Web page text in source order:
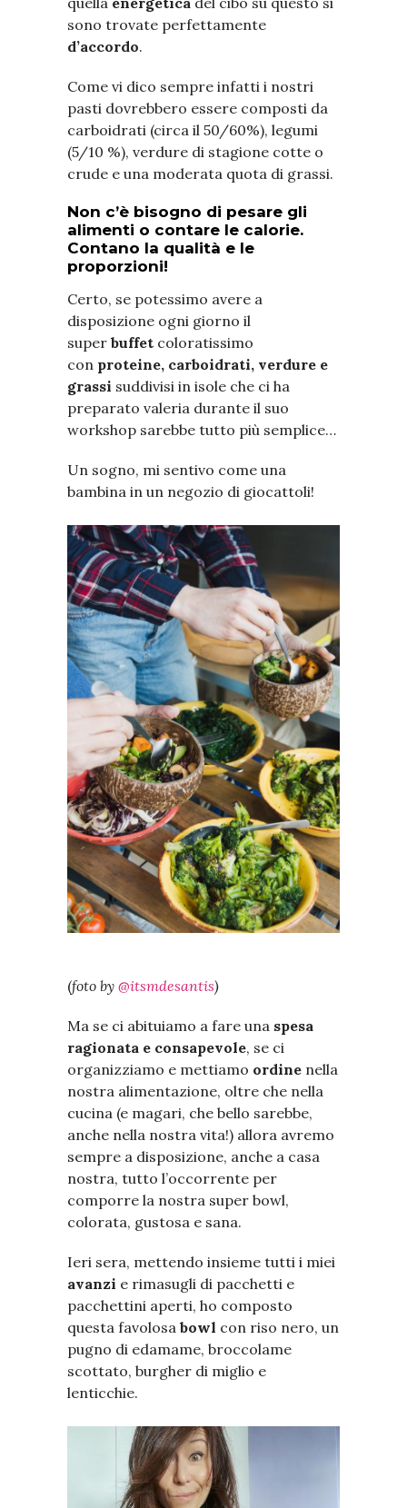
sono trovate perfettamente
d’accordo.
Come vi dico sempre infatti i nostri
pasti dovrebbero essere composti da
carboidrati (circa il 50/60%), legumi
(5/10 %), verdure di stagione cotte o
crude e una moderata quota di grassi.
Non c’è bisogno di pesare gli
alimenti o contare le calorie.
Contano la qualità e le
proporzioni!
Certo, se potessimo avere a
disposizione ogni giorno il
super buffet coloratissimo
con proteine, carboidrati, verdure e
grassi suddivisi in isole che ci ha
preparato valeria durante il suo
workshop sarebbe tutto più semplice…
Un sogno, mi sentivo come una
bambina in un negozio di giocattoli!
(foto by @itsmdesantis)
Ma se ci abituiamo a fare una spesa
ragionata e consapevole, se ci
organizziamo e mettiamo ordine nella
nostra alimentazione, oltre che nella
cucina (e magari, che bello sarebbe,
anche nella nostra vita!) allora avremo
sempre a disposizione, anche a casa
nostra, tutto l’occorrente per
comporre la nostra super bowl,
colorata, gustosa e sana.
Ieri sera, mettendo insieme tutti i miei
avanzi e rimasugli di pacchetti e
pacchettini aperti, ho composto
questa favolosa bowl con riso nero, un
pugno di edamame, broccolame
scottato, burgher di miglio e
lenticchie.